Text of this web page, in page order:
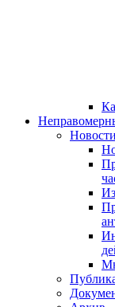
Новости